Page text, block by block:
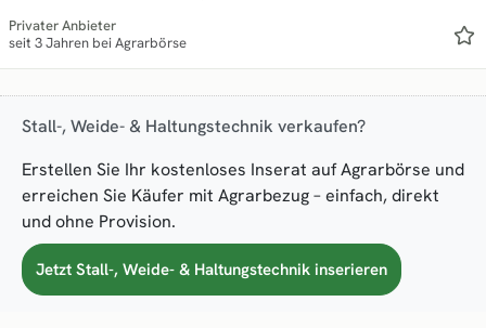
Privater Anbieter
seit 3 Jahren bei Agrarbörse
Stall-, Weide- & Haltungstechnik verkaufen?
Erstellen Sie Ihr kostenloses Inserat auf Agrarbörse und
erreichen Sie Käufer mit Agrarbezug – einfach, direkt
und ohne Provision.
Jetzt Stall-, Weide- & Haltungstechnik inserieren